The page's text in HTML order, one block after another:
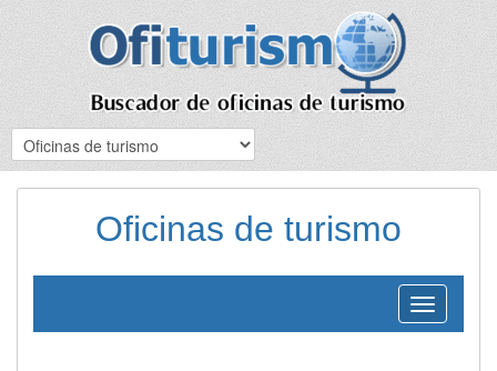
Oficinas de turismo
Toggle
navigation